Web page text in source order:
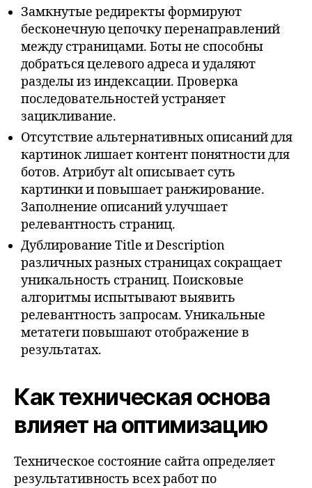
Замкнутые редиректы формируют
бесконечную цепочку перенаправлений
между страницами. Боты не способны
добраться целевого адреса и удаляют
разделы из индексации. Проверка
последовательностей устраняет
зацикливание.
Отсутствие альтернативных описаний для
картинок лишает контент понятности для
ботов. Атрибут alt описывает суть
картинки и повышает ранжирование.
Заполнение описаний улучшает
релевантность страниц.
Дублирование Title и Description
различных разных страницах сокращает
уникальность страниц. Поисковые
алгоритмы испытывают выявить
релевантность запросам. Уникальные
метатеги повышают отображение в
результатах.
Как техническая основа
влияет на оптимизацию
Техническое состояние сайта определяет
результативность всех работ по